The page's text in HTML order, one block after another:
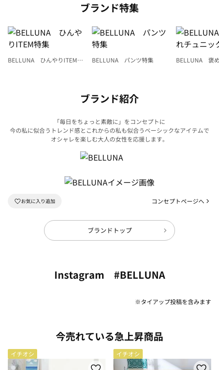
ブランド特集
BELLUNA ひんやりITEM特
BELLUNA パンツ特集
BELLUNA 褒
ブランド紹介
「毎日をちょっと素敵に」をコンセプトに
今の私に似合うトレンド感とこれからの私も似合うベーシックなアイテムで
オシャレを楽しむ大人の女性を応援します。
コンセプトページへ
ブランドトップ
Instagram #BELLUNA
※タイアップ投稿を含みます
今売れている急上昇商品
イチオシ イチオシ